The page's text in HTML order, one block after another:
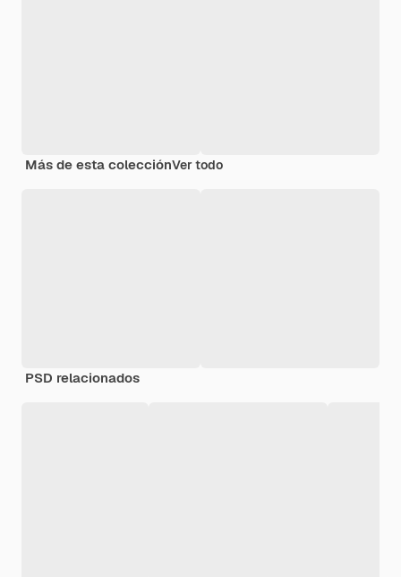
Más de esta colecciónVer todo
PSD relacionados